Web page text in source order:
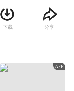
识分子，抱着“文化之
将故宫文物迁出北平
下载 分享
APP